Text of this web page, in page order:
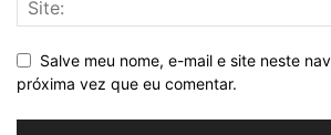
Salve meu nome, e-mail e site neste
próxima vez que eu comentar.